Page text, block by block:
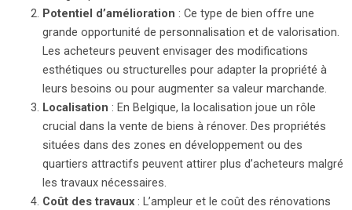
Potentiel d’amélioration : Ce type de bien offre une
grande opportunité de personnalisation et de valorisation.
Les acheteurs peuvent envisager des modifications
esthétiques ou structurelles pour adapter la propriété à
leurs besoins ou pour augmenter sa valeur marchande.
Localisation : En Belgique, la localisation joue un rôle
crucial dans la vente de biens à rénover. Des propriétés
situées dans des zones en développement ou des
quartiers attractifs peuvent attirer plus d’acheteurs malgré
les travaux nécessaires.
Coût des travaux: L’ampleur et le coût des rénovations